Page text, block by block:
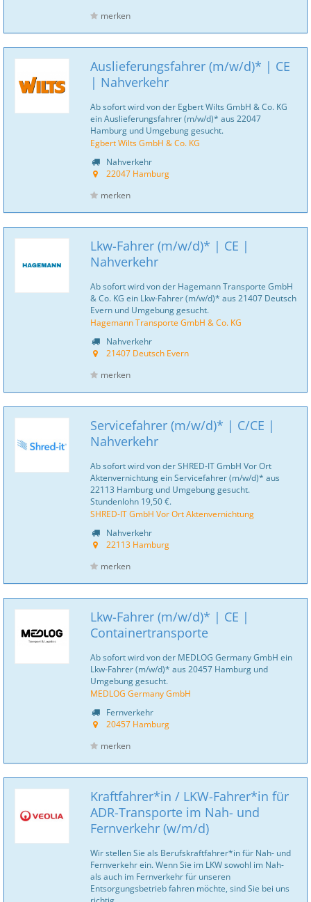
merken
Auslieferungsfahrer (m/w/d)* | CE
| Nahverkehr
Ab sofort wird von der Egbert Wilts GmbH & Co. KG
ein Auslieferungsfahrer (m/w/d)* aus 22047
Hamburg und Umgebung gesucht.
Egbert Wilts GmbH & Co. KG
Nahverkehr
22047 Hamburg
merken
Lkw-Fahrer (m/w/d)* | CE |
Nahverkehr
Ab sofort wird von der Hagemann Transporte GmbH
& Co. KG ein Lkw-Fahrer (m/w/d)* aus 21407 Deutsch
Evern und Umgebung gesucht.
Hagemann Transporte GmbH & Co. KG
Nahverkehr
21407 Deutsch Evern
merken
Servicefahrer (m/w/d)* | C/CE |
Nahverkehr
Ab sofort wird von der SHRED-IT GmbH Vor Ort
Aktenvernichtung ein Servicefahrer (m/w/d)* aus
22113 Hamburg und Umgebung gesucht.
Stundenlohn 19,50 €.
SHRED-IT GmbH Vor Ort Aktenvernichtung
Nahverkehr
22113 Hamburg
merken
Lkw-Fahrer (m/w/d)* | CE |
Containertransporte
Ab sofort wird von der MEDLOG Germany GmbH ein
Lkw-Fahrer (m/w/d)* aus 20457 Hamburg und
Umgebung gesucht.
MEDLOG Germany GmbH
Fernverkehr
20457 Hamburg
merken
Kraftfahrer*in / LKW-Fahrer*in für
ADR-Transporte im Nah- und
Fernverkehr (w/m/d)
Wir stellen Sie als Berufskraftfahrer*in für Nah- und
Fernverkehr ein. Wenn Sie im LKW sowohl im Nah-
als auch im Fernverkehr für unseren
Entsorgungsbetrieb fahren möchte, sind Sie bei uns